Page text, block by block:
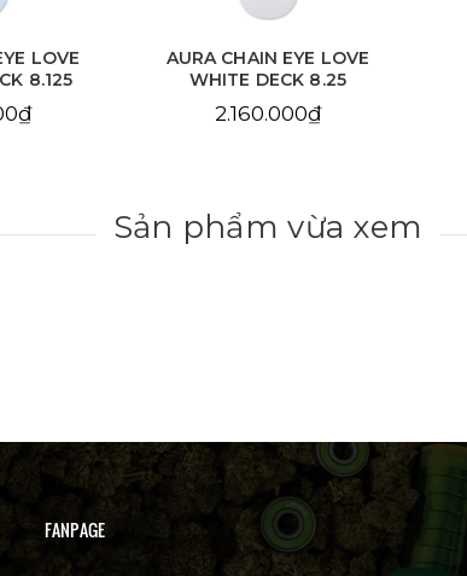
LOVE
8.125
AURA CHAIN EYE LOVE
WHITE DECK 8.25
2.160.000₫
Sản phẩm vừa xem
FANPAGE